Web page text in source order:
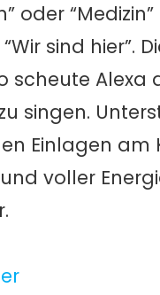
oder
sind hier”.
scheute
singen.
Einlagen
voller